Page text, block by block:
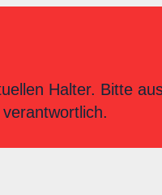
Halter. Bitte